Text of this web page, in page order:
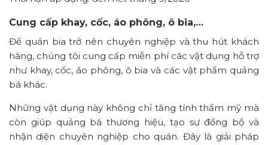
Cung cấp khay, cốc, áo phông, ô bia,…
Để quán bia trở nên chuyên nghiệp và thu hút khách
hàng, chúng tôi cung cấp miễn phí các vật dụng hỗ trợ
như khay, cốc, áo phông, ô bia và các vật phẩm quảng
bá khác.
Những vật dụng này không chỉ tăng tính thẩm mỹ mà
còn giúp quảng bá thương hiệu, tạo sự đồng bộ và
nhận diện chuyên nghiệp cho quán. Đây là giải pháp